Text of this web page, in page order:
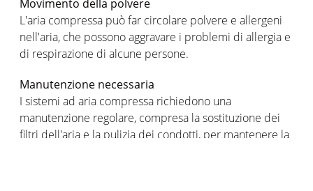
Movimento della polvere
L'aria compressa può far circolare polvere e allergeni
nell'aria, che possono aggravare i problemi di allergia e
di respirazione di alcune persone.
Manutenzione necessaria
I sistemi ad aria compressa richiedono una
manutenzione regolare, compresa la sostituzione dei
filtri dell'aria e la pulizia dei condotti, per mantenere la